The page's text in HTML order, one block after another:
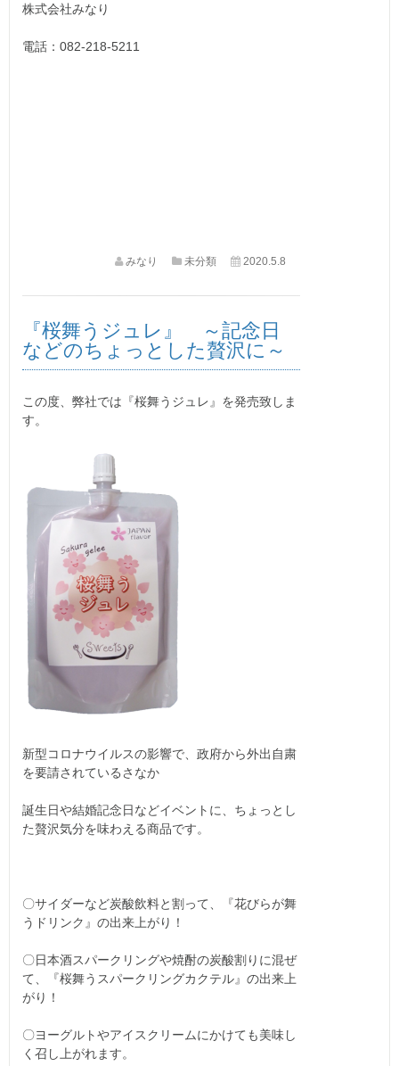
株式会社みなり
電話：082-218-5211
みなり 未分類 2020.5.8
『桜舞うジュレ』 ～記念日
などのちょっとした贅沢に～
この度、弊社では『桜舞うジュレ』を発売致しま
す。
新型コロナウイルスの影響で、政府から外出自粛
を要請されているさなか
誕生日や結婚記念日などイベントに、ちょっとし
た贅沢気分を味わえる商品です。
〇サイダーなど炭酸飲料と割って、『花びらが舞
うドリンク』の出来上がり！
〇日本酒スパークリングや焼酎の炭酸割りに混ぜ
て、『桜舞うスパークリングカクテル』の出来上
がり！
〇ヨーグルトやアイスクリームにかけても美味し
く召し上がれます。